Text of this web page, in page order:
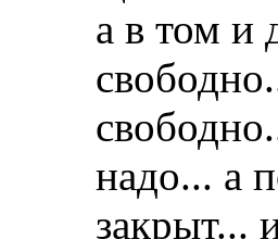
а в том и
надо... а
закрыт...